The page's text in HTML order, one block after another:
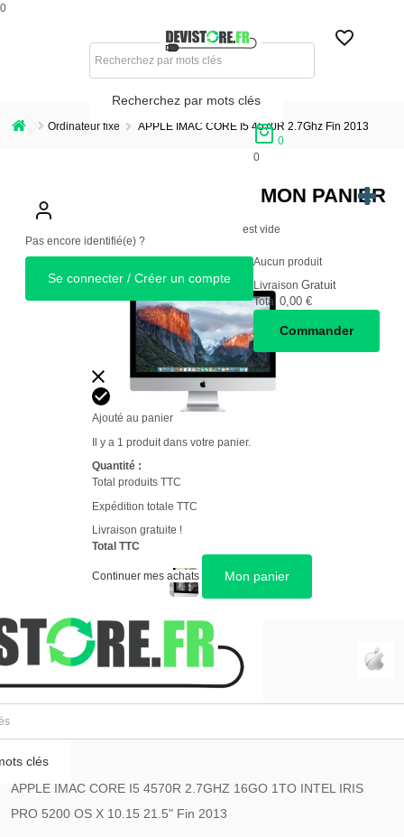
0
Recherchez par mots clés
Pas encore identifié(e) ?
Se connecter / Créer un compte
0
0
MON PANIER
est vide
Aucun produit
Livraison Gratuit
Total 0,00 €
Commander
Ajouté au panier
Il y a 1 produit dans votre panier.
Quantité :
Total produits TTC
Expédition totale TTC
Livraison gratuite !
Total TTC
Continuer mes achats Mon panier
clés
Ordinateur fixe APPLE IMAC CORE I5 4570R 2.7Ghz Fin 2013
GARANTIE 12 MOIS
2013
APPLE IMAC CORE I5 4570R 2.7GHZ 16GO 1TO INTEL IRIS
PRO 5200 OS X 10.15 21.5" Fin 2013